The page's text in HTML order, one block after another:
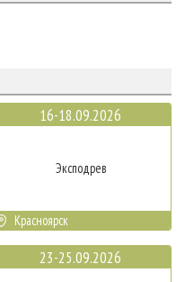
16-18.09.2026
Эксподрев
Красноярск
23-25.09.2026